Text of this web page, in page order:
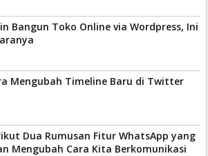
Bangun Toko Online via Wordpress, Ini
Mengubah Timeline Baru di Twitter
Dua Rumusan Fitur WhatsApp yang
Mengubah Cara Kita Berkomunikasi